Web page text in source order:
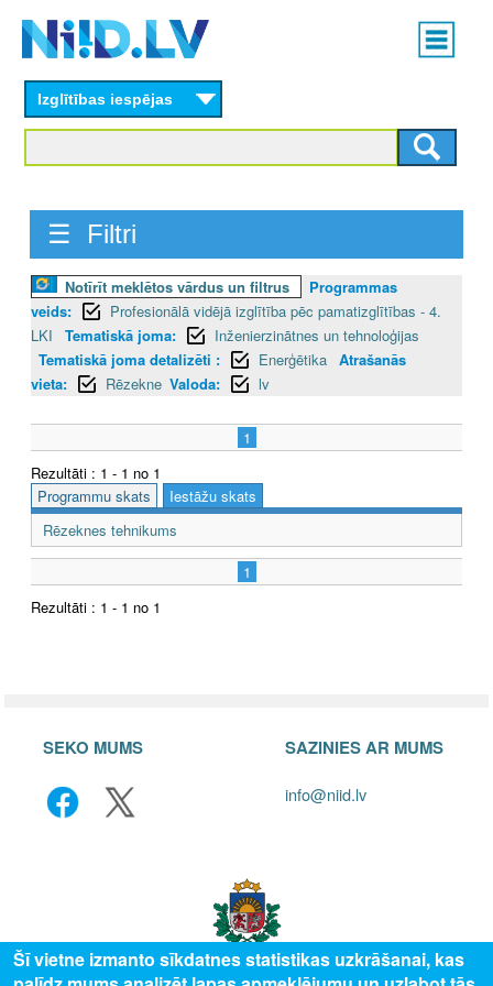
content
Main
menu
Izglītības iespējas
☰ Filtri
Notīrīt meklētos vārdus un filtrus
Programmas
veids:
Profesionālā vidējā izglītība pēc pamatizglītības - 4.
LKI
Tematiskā joma:
Inženierzinātnes un tehnoloģijas
Tematiskā joma detalizēti :
Enerģētika Atrašanās
vieta:
Rēzekne Valoda: lv
1
Rezultāti : 1 - 1 no 1
Programmu skats
Iestāžu skats
Rēzeknes tehnikums
1
Rezultāti : 1 - 1 no 1
SEKO MUMS SAZINIES AR MUMS
info@niid.lv
Šī vietne izmanto sīkdatnes statistikas uzkrāšanai, kas